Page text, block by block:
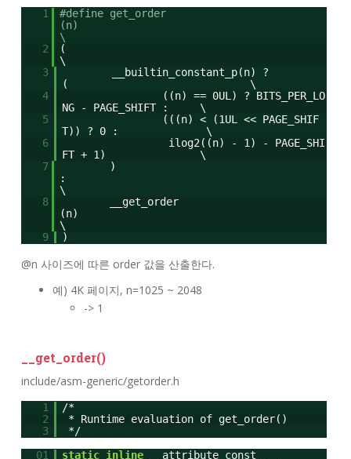
1
#define get_order
(n)
\
2
\
3
__builtin_constant_p(n) ?
( \
4
((n) == 0UL) ? BITS_PER_LO
NG - PAGE_SHIFT : \
5
(((n) < (1UL << PAGE_SHIF
T)) ? 0 : \
6
ilog2((n) - 1) - PAGE_SHI
FT + 1) \
7
)
\
8
__get_order
(n)
\
9
)
@n 사이즈에 따른 order 값을 산출한다.
예) 4K 페이지, n=1025 ~ 2048
-> 1
__get_order()
include/asm-generic/getorder.h
1
/*
2
* Runtime evaluation of get_order()
3
*/
01
static inline
__attribute_const__